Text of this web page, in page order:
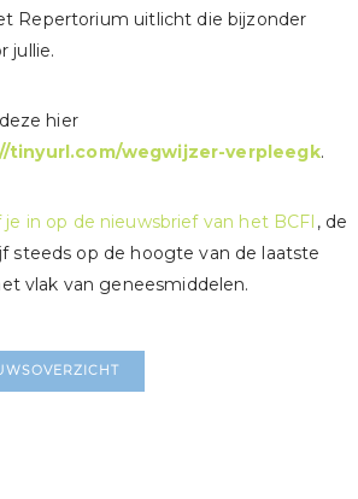
Repertorium uitlicht die bijzonder
jullie.
hier
tinyurl.com/wegwijzer-verpleegk.
je in op de nieuwsbrief van het BCFI , de
steeds op de hoogte van de laatste
vlak van geneesmiddelen.